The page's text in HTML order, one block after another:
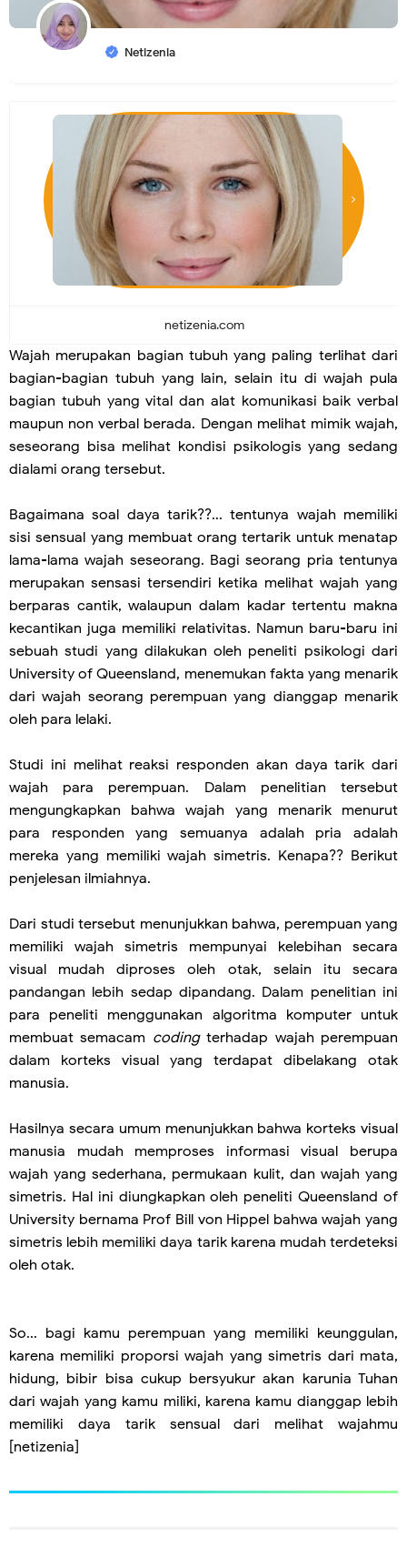
Netizenia
netizenia.com
Wajah merupakan bagian tubuh yang paling terlihat dari
bagian-bagian tubuh yang lain, selain itu di wajah pula
bagian tubuh yang vital dan alat komunikasi baik verbal
maupun non verbal berada. Dengan melihat mimik wajah,
seseorang bisa melihat kondisi psikologis yang sedang
dialami orang tersebut.
Bagaimana soal daya tarik??... tentunya wajah memiliki
sisi sensual yang membuat orang tertarik untuk menatap
lama-lama wajah seseorang. Bagi seorang pria tentunya
merupakan sensasi tersendiri ketika melihat wajah yang
berparas cantik, walaupun dalam kadar tertentu makna
kecantikan juga memiliki relativitas. Namun baru-baru ini
sebuah studi yang dilakukan oleh peneliti psikologi dari
University of Queensland, menemukan fakta yang menarik
dari wajah seorang perempuan yang dianggap menarik
oleh para lelaki.
Studi ini melihat reaksi responden akan daya tarik dari
wajah para perempuan. Dalam penelitian tersebut
mengungkapkan bahwa wajah yang menarik menurut
para responden yang semuanya adalah pria adalah
mereka yang memiliki wajah simetris. Kenapa?? Berikut
penjelesan ilmiahnya.
Dari studi tersebut menunjukkan bahwa, perempuan yang
memiliki wajah simetris mempunyai kelebihan secara
visual mudah diproses oleh otak, selain itu secara
pandangan lebih sedap dipandang. Dalam penelitian ini
para peneliti menggunakan algoritma komputer untuk
membuat semacam codingterhadap wajah perempuan
dalam korteks visual yang terdapat dibelakang otak
manusia.
Hasilnya secara umum menunjukkan bahwa korteks visual
manusia mudah memproses informasi visual berupa
wajah yang sederhana, permukaan kulit, dan wajah yang
simetris. Hal ini diungkapkan oleh peneliti Queensland of
University bernama Prof Bill von Hippel bahwa wajah yang
simetris lebih memiliki daya tarik karena mudah terdeteksi
oleh otak.
So... bagi kamu perempuan yang memiliki keunggulan,
karena memiliki proporsi wajah yang simetris dari mata,
hidung, bibir bisa cukup bersyukur akan karunia Tuhan
dari wajah yang kamu miliki, karena kamu dianggap lebih
memiliki daya tarik sensual dari melihat wajahmu
[netizenia]